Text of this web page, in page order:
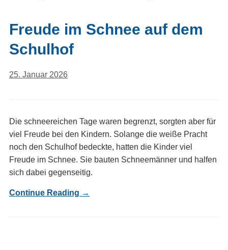
Freude im Schnee auf dem
Schulhof
25. Januar 2026
Die schneereichen Tage waren begrenzt, sorgten aber für
viel Freude bei den Kindern. Solange die weiße Pracht
noch den Schulhof bedeckte, hatten die Kinder viel
Freude im Schnee. Sie bauten Schneemänner und halfen
sich dabei gegenseitig.
Continue Reading →